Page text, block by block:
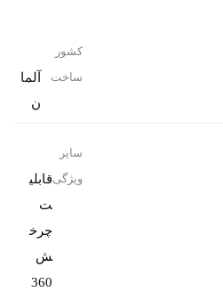
کشور
ساخت
آلما
ن
سایر
ویژگیقابلی
ت
چرخ
ش
360